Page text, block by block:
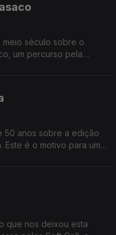
meio século sobre o
um percurso pela
50 anos sobre a edição
é o motivo para uma
que nos deixou esta